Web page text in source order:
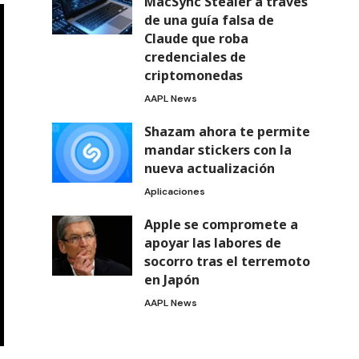
de una guía falsa de
Claude que roba
credenciales de
criptomonedas
AAPL News
Shazam ahora te permite
mandar stickers con la
nueva actualización
Aplicaciones
Apple se compromete a
apoyar las labores de
socorro tras el terremoto
en Japón
AAPL News